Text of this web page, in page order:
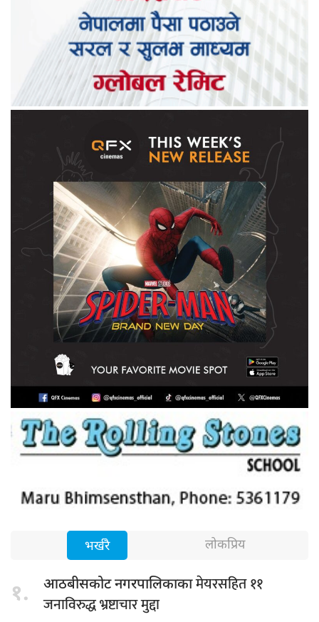
भर्खरै लोकप्रिय
१. आठबीसकोट नगरपालिकाकामेयरसहित ११
जनाविरुद्ध भ्रष्टाचार मुद्दा